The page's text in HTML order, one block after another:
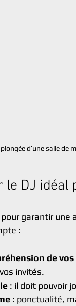
d’une salle de
le DJ idéal
pour garantir
:
de
invités.
: il doit pouvoir
: ponctualité,